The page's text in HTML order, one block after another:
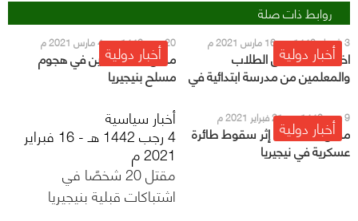
روابط ذات صلة
أخبار دولية 3 شعبان 1442 هـ - 16 مارس 2021 م
اختطاف عدد من الطلاب
والمعلمين من مدرسة ابتدائية في
أخبار دولية20 رجب 1442 هـ - 4 مارس 2021 م
مقتل ستة مدنيين في هجوم
مسلح بنيجيريا
أخبار دولية 9 رجب 1442 هـ - 21 فبراير 2021 م
مقتل ستة جنود إثر سقوط طائرة
عسكرية في نيجيريا
أخبار سياسية
4 رجب 1442 هـ - 16 فبراير
2021 م
مقتل 20 شخصًا في
اشتباكات قبلية بنيجيريا